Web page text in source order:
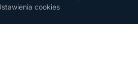
cookies